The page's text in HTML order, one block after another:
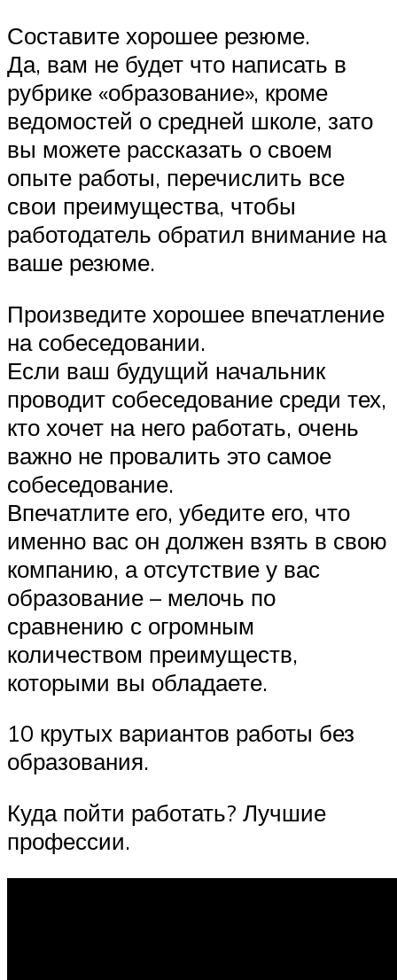
Составите хорошее резюме.
Да, вам не будет что написать в
рубрике «образование», кроме
ведомостей о средней школе, зато
вы можете рассказать о своем
опыте работы, перечислить все
свои преимущества, чтобы
работодатель обратил внимание на
ваше резюме.
Произведите хорошее впечатление
на собеседовании.
Если ваш будущий начальник
проводит собеседование среди тех,
кто хочет на него работать, очень
важно не провалить это самое
собеседование.
Впечатлите его, убедите его, что
именно вас он должен взять в свою
компанию, а отсутствие у вас
образование – мелочь по
сравнению с огромным
количеством преимуществ,
которыми вы обладаете.
10 крутых вариантов работы без
образования.
Куда пойти работать? Лучшие
профессии.